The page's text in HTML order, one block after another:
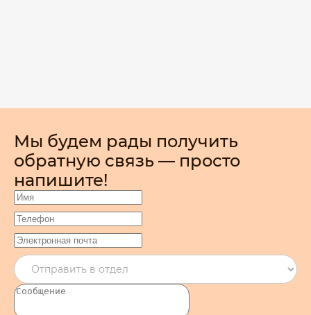
Мы будем рады получить
обратную связь — просто
напишите!